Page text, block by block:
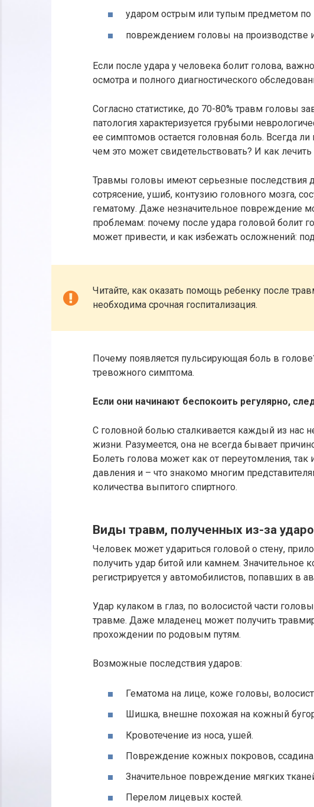
ударом острым или тупым предметом по
повреждением головы на производстве
Если после удара у человека болит голова,
осмотра и полного диагностического
Согласно статистике, до 70-80% травм головы
патология характеризуется грубыми
ее симптомов остается головная боль. Всегда
чем это может свидетельствовать? И как лечить
Травмы головы имеют серьезные последствия
сотрясение, ушиб, контузию головного мозга,
гематому. Даже незначительное повреждение
проблемам: почему после удара головой болит
может привести, и как избежать осложнений:
Читайте, как оказать помощь ребенку после
необходима срочная госпитализация.
Почему появляется пульсирующая боль в
тревожного симптома.
Если они начинают беспокоить регулярно,
С головной болью сталкивается каждый из нас
жизни. Разумеется, она не всегда бывает
Болеть голова может как от переутомления,
давления и – что знакомо многим
количества выпитого спиртного.
Виды травм, полученных из-за
Человек может удариться головой о стену,
получить удар битой или камнем. Значительное
регистрируется у автомобилистов, попавших в
Удар кулаком в глаз, по волосистой части
травме. Даже младенец может получить
прохождении по родовым путям.
Возможные последствия ударов:
Гематома на лице, коже головы,
Шишка, внешне похожая на кожный
Кровотечение из носа, ушей.
Повреждение кожных покровов, ссадина.
Значительное повреждение мягких
Перелом лицевых костей.